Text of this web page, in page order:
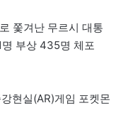
쫓겨난 무르시 대통
부상 435명 체포
현실(AR)게임 포켓몬